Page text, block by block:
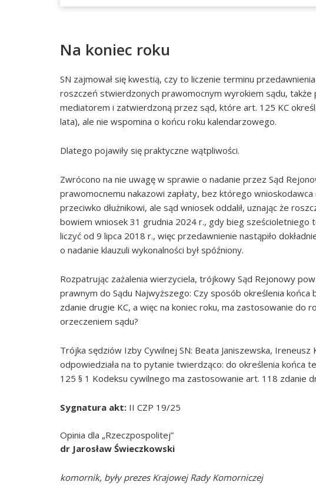
Na koniec roku
SN zajmował się kwestią, czy to liczenie terminu
roszczeń stwierdzonych prawomocnym wyrokiem sądu,
mediatorem i zatwierdzoną przez sąd, które art. 125 KC
lata), ale nie wspomina o końcu roku kalendarzowego.
Dlatego pojawiły się praktyczne wątpliwości.
Zwrócono na nie uwagę w sprawie o nadanie przez Sąd
prawomocnemu nakazowi zapłaty, bez którego
przeciwko dłużnikowi, ale sąd wniosek oddalił, uznając że
bowiem wniosek 31 grudnia 2024 r., gdy bieg sześcioletniego
liczyć od 9 lipca 2018 r., więc przedawnienie nastąpiło
o nadanie klauzuli wykonalności był spóźniony.
Rozpatrując zażalenia wierzyciela, trójkowy Sąd Rejonowy
prawnym do Sądu Najwyższego: Czy sposób określenia
zdanie drugie KC, a więc na koniec roku, ma zastosowanie do
orzeczeniem sądu?
Trójka sędziów Izby Cywilnej SN: Beata Janiszewska,
odpowiedziała na to pytanie twierdząco: do określenia końca
125 § 1 Kodeksu cywilnego ma zastosowanie art. 118 zdanie
Sygnatura akt: II CZP 19/25
Opinia dla „Rzeczpospolitej”
dr Jarosław Świeczkowski
komornik, były prezes Krajowej Rady Komorniczej